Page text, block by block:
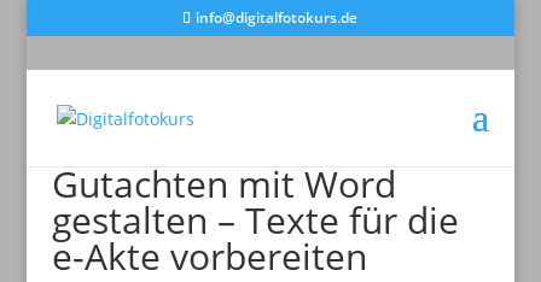
info@digitalfotokurs.de
Gutachten mit Word
gestalten – Texte für die
e-Akte vorbereiten